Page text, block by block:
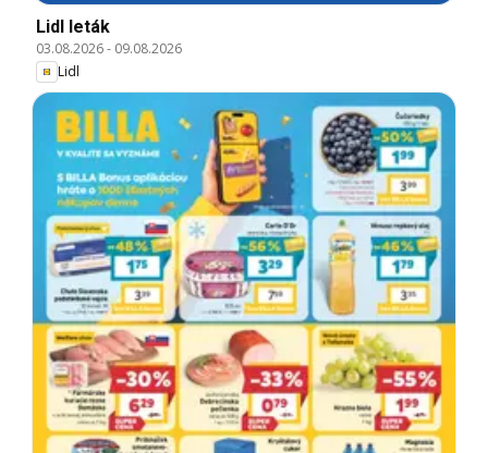
Lidl leták
03.08.2026- 09.08.2026
Lidl